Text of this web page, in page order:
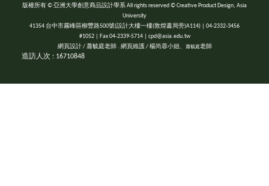
版權所有 © 亞洲大學創意商品設計學系 All rights reserved © Creative Product Design, Asia
University
41354 台中市霧峰區柳豐路500號(設計大樓一樓(敦煌書局旁)A114) | 04-2332-3456
#1052 | Fax 04-2339-5714 | cpd@asia.edu.tw
網頁設計 / 蕭毓庭老師 . 網頁維護 / 楊尚蓉小姐、
蕭毓庭老師
造訪人次 : 16710848